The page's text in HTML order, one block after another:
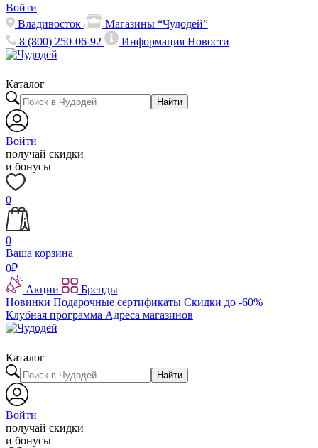
Войти
Владивосток
Магазины “Чудодей”
8 (800) 250-06-92
ИнформацияНовости
Каталог
Найти
Войти
получай скидки
и бонусы
0
0
Ваша корзина
0₽
Акции
Бренды
Новинки Подарочные сертификаты Скидки до -60%
Клубная программа Адреса магазинов
Каталог
Найти
Войти
получай скидки
и бонусы